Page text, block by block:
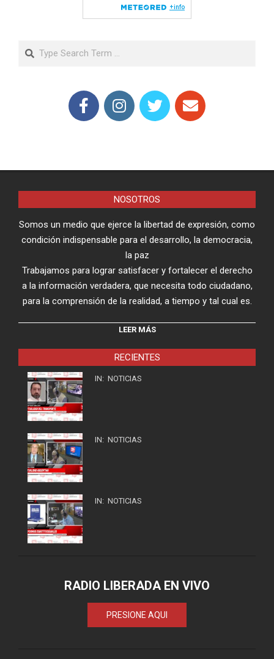
Search
NOSOTROS
Somos un medio que ejerce la libertad de expresión, como
condición indispensable para el desarrollo, la democracia,
la paz
Trabajamos para lograr satisfacer y fortalecer el derecho
a la información verdadera, que necesita todo ciudadano,
para la comprensión de la realidad, a tiempo y tal cual es.
LEER MÁS
RECIENTES
IN: NOTICIAS
IN: NOTICIAS
IN: NOTICIAS
RADIO LIBERADA EN VIVO
PRESIONE AQUI